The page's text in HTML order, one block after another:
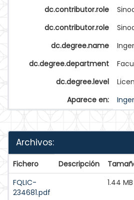
dc.contributor.role
dc.contributor.role
dc.degree.name
dc.degree.department
dc.degree.level
Aparece en:
Archivos:
Fichero Descripción
FQLIC-
234681.pdf
1.44 MB